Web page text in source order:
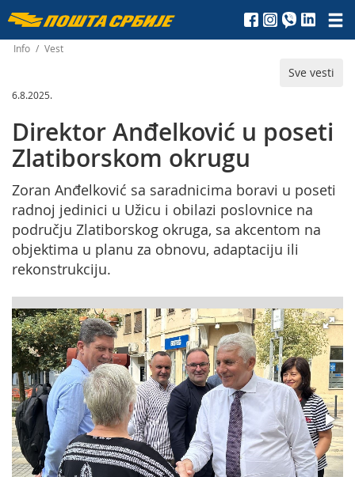
Пошта
Србије
д.о.о.
Info / Vest
Sve vesti
6.8.2025.
Direktor Anđelković u poseti
Zlatiborskom okrugu
Zoran Anđelković sa saradnicima boravi u poseti
radnoj jedinici u Užicu i obilazi poslovnice na
području Zlatiborskog okruga, sa akcentom na
objektima u planu za obnovu, adaptaciju ili
rekonstrukciju.